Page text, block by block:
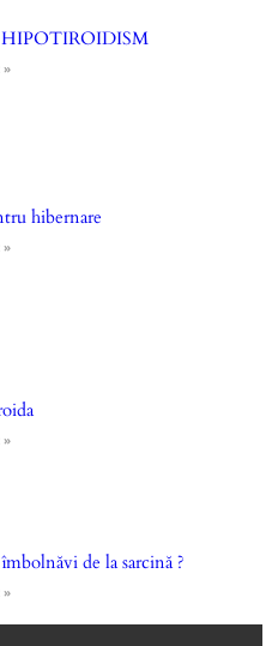
HIPOTIROIDISM
»
hibernare
»
»
de la sarcină ?
»